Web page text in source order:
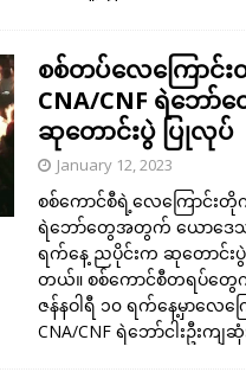
စစ်တပ်လေကြောင်
CNA/CNF ရဲဘေ
ဆုတောင်းပွဲ ပြုလုပ်
January 12, 2023
စစ်ကောင်စီရဲ့လေကြောင်းတို
ရဲဘော်တွေအတွက် ယောဒေသ၊
ရက်နေ့ ညပိုင်းက ဆုတောင်
တယ်။ စစ်ကောင်စီတရပ်တွေက
ဇန်နဝါရီ ၁၀ ရက်နေ့မှာလေ
CNA/CNF ရဲဘော်ငါးဦးကျဆုံး